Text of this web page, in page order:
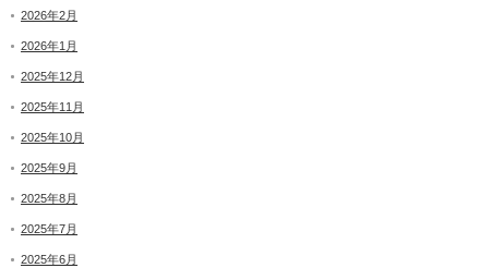
2026年2月
2026年1月
2025年12月
2025年11月
2025年10月
2025年9月
2025年8月
2025年7月
2025年6月